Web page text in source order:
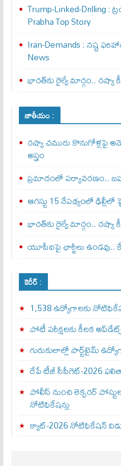
Trump-Linked-Drilling :
Prabha Top Story
Iran-Demands : న‌ష్ట
News
భారత్‌కు రైల్వే మార్గం.. రష్యా
జాతీయం :
రష్యా చమురు కొనుగోళ్లపై
అస్త్రం
ప్రమాదంలో పర్యావరణం..
ఆగస్టు 15 నేపథ్యంలో ఢిల్లీలో
భారత్‌కు రైల్వే మార్గం.. రష్యా
యూపీఐపై ఛార్జీలు ఉండవు..
కెరీర్ :
1,538 ఉద్యోగాలకు
పోటీ పరీక్షలకు కీలక
గురుకులాల్లో పార్ట్‌టైమ్
రేపే టీజీ సీపీగెట్‌-2026
పోలీస్ నుంచి లెక్చరర్
నోటిఫికేషన్లు
క్యాట్-2026 నోటిఫికేషన్